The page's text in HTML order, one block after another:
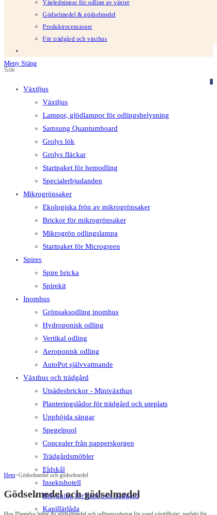
Vägledningar för odling av växter
Gödselmedel & gödselmedel
Produktrecensioner
För trädgård och växthus
0
Meny Stäng
Sök
att
stänga
Växtljus
Växtljus
Lampor, glödlampor för odlingsbelysning
Samsung Quantumboard
Grolys lök
Grolys fläckar
Startpaket för hemodling
Specialerbjudanden
Mikrogrönsaker
Ekologiska frön av mikrogrönsaker
Brickor för mikrogrönsaker
Mikrogrön odlingslampa
Startpaket för Microgreen
Spires
Spire bricka
Spirekit
Inomhus
Grönsaksodling inomhus
Hydroponisk odling
Vertikal odling
Aeroponisk odling
AutoPot självvattnande
Växthus och trädgård
Utsädesbrickor - Miniväxthus
Planteringslådor för trädgård och uteplats
Upphöjda sängar
Spegelpool
Concealer från papperskorgen
Trädgårdsmöbler
Eldskål
Insektshotell
Belysning för hem och trädgård
Kapillärlåda
Hem>Gödselmedel och gödselmedel
Gödselmedel och gödselmedel